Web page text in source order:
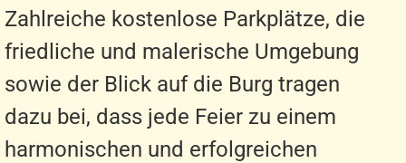
Zahlreiche kostenlose Parkplätze, die
friedliche und malerische Umgebung
sowie der Blick auf die Burg tragen
dazu bei, dass jede Feier zu einem
harmonischen und erfolgreichen